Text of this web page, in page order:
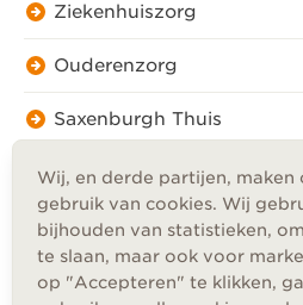
Wij, en derde partijen, maken
gebruik van cookies. Wij
bijhouden van statistieken,
te slaan, maar ook voor
op "Accepteren" te klikken,
Ziekenhuiszorg
Ouderenzorg
Saxenburgh Thuis
Privacy
Cookies